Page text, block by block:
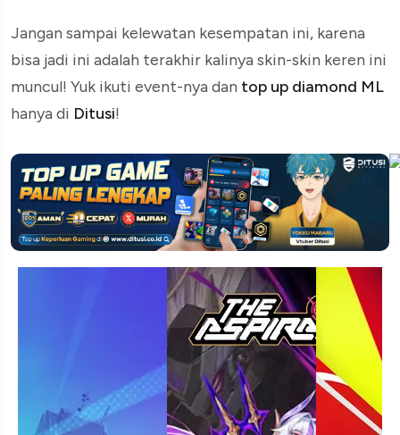
Jangan sampai kelewatan kesempatan ini, karena
bisa jadi ini adalah terakhir kalinya skin-skin keren ini
muncul! Yuk ikuti event-nya dan top up diamond ML
hanya di Ditusi!